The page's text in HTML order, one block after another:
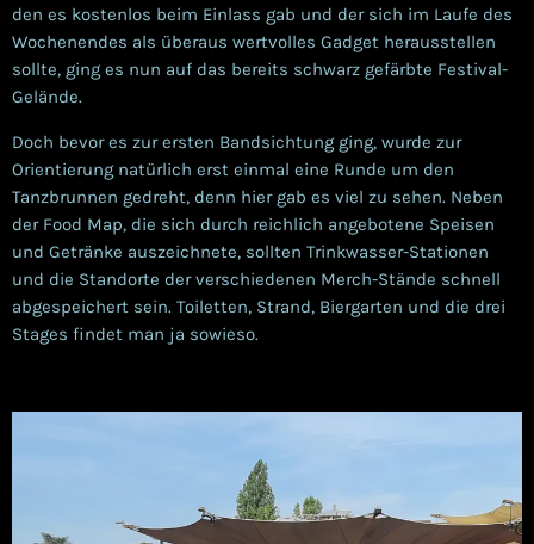
den es kostenlos beim Einlass gab und der sich im Laufe des
Wochenendes als überaus wertvolles Gadget herausstellen
sollte, ging es nun auf das bereits schwarz gefärbte Festival-
Gelände.
Doch bevor es zur ersten Bandsichtung ging, wurde zur
Orientierung natürlich erst einmal eine Runde um den
Tanzbrunnen gedreht, denn hier gab es viel zu sehen. Neben
der Food Map, die sich durch reichlich angebotene Speisen
und Getränke auszeichnete, sollten Trinkwasser-Stationen
und die Standorte der verschiedenen Merch-Stände schnell
abgespeichert sein. Toiletten, Strand, Biergarten und die drei
Stages findet man ja sowieso.